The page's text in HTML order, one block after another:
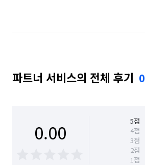
파트너 서비스의 전체 후기 0
0.00 5점
4점
3점
2점
1점